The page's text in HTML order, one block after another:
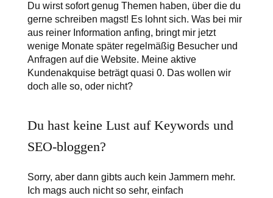
Du wirst sofort genug Themen haben, über die du
gerne schreiben magst! Es lohnt sich. Was bei mir
aus reiner Information anfing, bringt mir jetzt
wenige Monate später regelmäßig Besucher und
Anfragen auf die Website. Meine aktive
Kundenakquise beträgt quasi 0. Das wollen wir
doch alle so, oder nicht?
Du hast keine Lust auf Keywords und
SEO-bloggen?
Sorry, aber dann gibts auch kein Jammern mehr.
Ich mags auch nicht so sehr, einfach